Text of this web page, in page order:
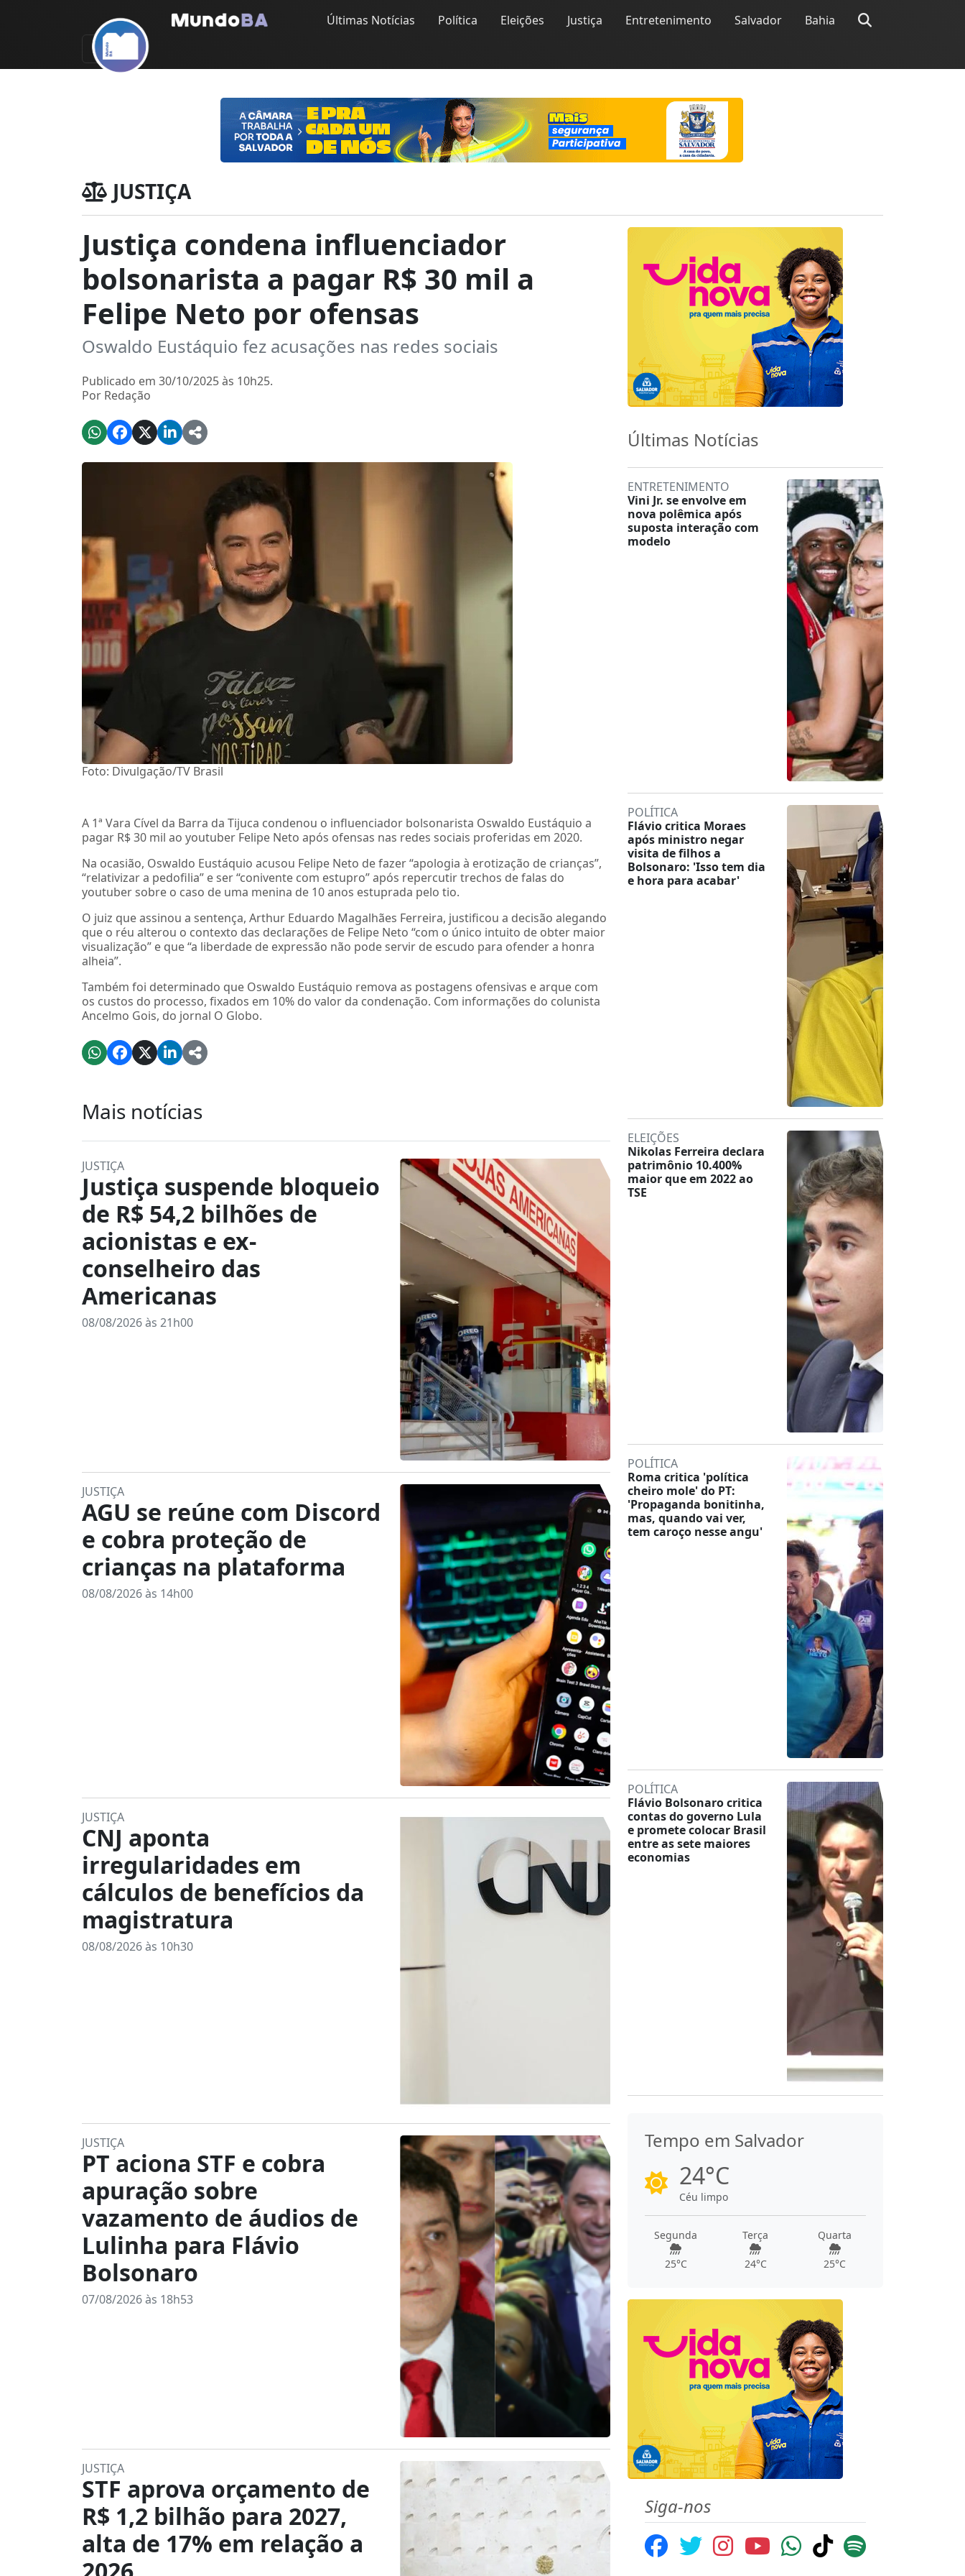
Últimas Notícias Política Eleições Justiça Entretenimento Salvador Bahia
JUSTIÇA
Justiça condena influenciador
bolsonarista a pagar R$ 30 mil a
Felipe Neto por ofensas
Oswaldo Eustáquio fez acusações nas redes sociais
Publicado em 30/10/2025 às 10h25.
Por Redação
Foto: Divulgação/TV Brasil
A 1ª Vara Cível da Barra da Tijuca condenou o influenciador bolsonarista Oswaldo Eustáquio a
pagar R$ 30 mil ao youtuber Felipe Neto após ofensas nas redes sociais proferidas em 2020.
Na ocasião, Oswaldo Eustáquio acusou Felipe Neto de fazer “apologia à erotização de crianças”,
“relativizar a pedofilia” e ser “conivente com estupro” após repercutir trechos de falas do
youtuber sobre o caso de uma menina de 10 anos estuprada pelo tio.
O juiz que assinou a sentença, Arthur Eduardo Magalhães Ferreira, justificou a decisão alegando
que o réu alterou o contexto das declarações de Felipe Neto “com o único intuito de obter maior
visualização” e que “a liberdade de expressão não pode servir de escudo para ofender a honra
alheia”.
Também foi determinado que Oswaldo Eustáquio remova as postagens ofensivas e arque com
os custos do processo, fixados em 10% do valor da condenação. Com informações do colunista
Ancelmo Gois, do jornal O Globo.
Mais notícias
JUSTIÇA
Justiça suspende bloqueio
de R$ 54,2 bilhões de
acionistas e ex-
conselheiro das
Americanas
08/08/2026 às 21h00
JUSTIÇA
AGU se reúne com Discord
e cobra proteção de
crianças na plataforma
08/08/2026 às 14h00
JUSTIÇA
CNJ aponta
irregularidades em
cálculos de benefícios da
magistratura
08/08/2026 às 10h30
JUSTIÇA
PT aciona STF e cobra
apuração sobre
vazamento de áudios de
Lulinha para Flávio
Bolsonaro
07/08/2026 às 18h53
JUSTIÇA
STF aprova orçamento de
R$ 1,2 bilhão para 2027,
alta de 17% em relação a
Últimas Notícias
ENTRETENIMENTO
Vini Jr. se envolve em
nova polêmica após
suposta interação com
modelo
POLÍTICA
Flávio critica Moraes
após ministro negar
visita de filhos a
Bolsonaro: 'Isso tem dia
e hora para acabar'
ELEIÇÕES
Nikolas Ferreira declara
patrimônio 10.400%
maior que em 2022 ao
TSE
POLÍTICA
Roma critica 'política
cheiro mole' do PT:
'Propaganda bonitinha,
mas, quando vai ver,
tem caroço nesse angu'
POLÍTICA
Flávio Bolsonaro critica
contas do governo Lula
e promete colocar Brasil
entre as sete maiores
economias
Tempo em Salvador
24°C
Céu limpo
Segunda
25°C
Terça
24°C
Quarta
25°C
Siga-nos